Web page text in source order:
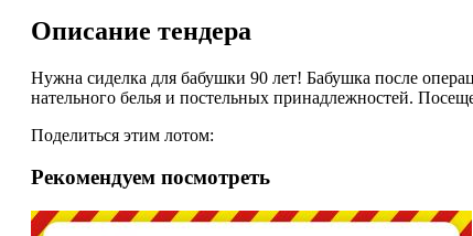
Описание тендера
Нужна сиделка для бабушки 90 лет! Бабушка после
нательного белья и постельных принадлежностей.
Поделиться этим лотом:
Рекомендуем посмотреть